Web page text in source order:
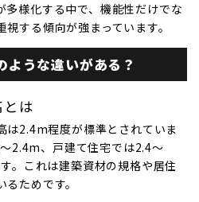
多様化する中で、機能性だけでな
する傾向が強まっています。
ような違いがある？
は
は2.4m程度が標準とされていま
2.4m、戸建て住宅では2.4〜
。これは建築資材の規格や居住
ためです。